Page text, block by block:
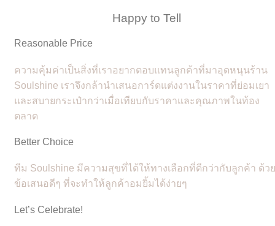
Happy to Tell
Reasonable Price
ความคุ้มค่าเป็นสิ่งที่เราอยากตอบแทนลูกค้าที่มาอุดหนุนร้าน
Soulshine เราจึงกล้านำเสนอการ์ดแต่งงานในราคาที่ย่อมเยา
และสบายกระเป๋ากว่าเมื่อเทียบกับราคาและคุณภาพในท้อง
ตลาด
Better Choice
ทีม Soulshine มีความสุขที่ได้ให้ทางเลือกที่ดีกว่ากับลูกค้า ด้วย
ข้อเสนอดีๆ ที่จะทำให้ลูกค้าอมยิ้มได้ง่ายๆ
Let’s Celebrate!